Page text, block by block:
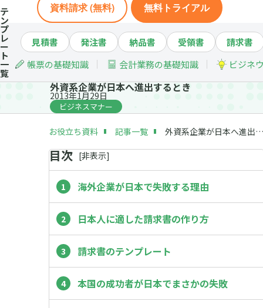
資料請求 (無料) 無料トライアル
テ
ン
プ
レ
ー
ト
一
覧
見積書 発注書 納品書 受領書
請求書
帳票の基礎知識
会計業務の基礎知識 ビジネ
外資系企業が日本へ進出するとき
2013年1月29日
ビジネスマナー
お役立ち資料 記事一覧 外資系企業が日本へ進出するとき
目次 [非表示]
海外企業が日本で失敗する理由
日本人に適した請求書の作り方
請求書のテンプレート
本国の成功者が日本でまさかの失敗